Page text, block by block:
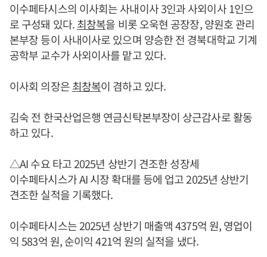
이수페타시스의 이사회는 사내이사 3인과 사외이사 1인으
로 구성돼 있다.최창복을 비롯 오욱현 공장장, 양원호 관리
본부장 등이 사내이사로 있으며 양승한 전 경북대학교 기계
공학부 교수가 사외이사를 맡고 있다.
이사회 의장은최창복이 겸하고 있다.
김숙 전 한국산업은행 연금신탁본부장이 상근감사로 활동
하고 있다.
△AI 수요 타고 2025년 상반기 견조한 성장세
이수페타시스가 AI 시장 확대를 등에 업고 2025년 상반기
견조한 실적을 기록했다.
이수페타시스는 2025년 상반기 매출액 4375억 원, 영업이
익 583억 원, 순이익 421억 원의 실적을 냈다.